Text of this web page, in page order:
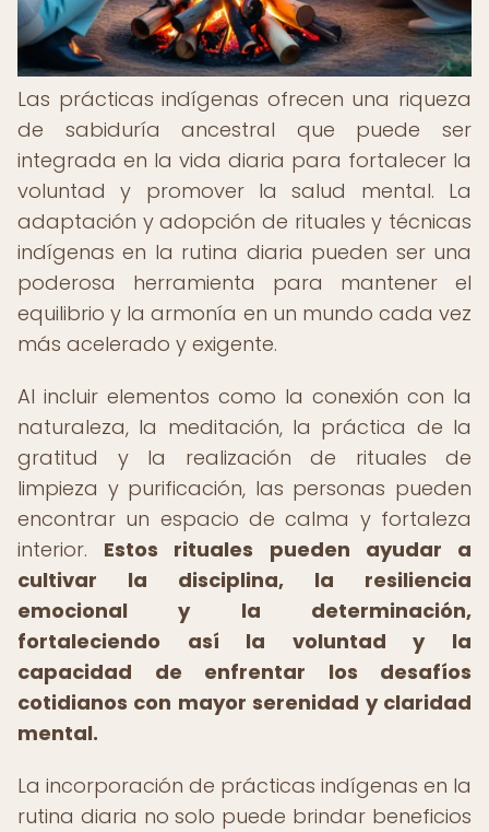
Las prácticas indígenas ofrecen una riqueza
de sabiduría ancestral que puede ser
integrada en la vida diaria para fortalecer la
voluntad y promover la salud mental. La
adaptación y adopción de rituales y técnicas
indígenas en la rutina diaria pueden ser una
poderosa herramienta para mantener el
equilibrio y la armonía en un mundo cada vez
más acelerado y exigente.
Al incluir elementos como la conexión con la
naturaleza, la meditación, la práctica de la
gratitud y la realización de rituales de
limpieza y purificación, las personas pueden
encontrar un espacio de calma y fortaleza
interior. Estos rituales pueden ayudar a
cultivar la disciplina, la resiliencia
emocional y la determinación,
fortaleciendo así la voluntad y la
capacidad de enfrentar los desafíos
cotidianos con mayor serenidad y claridad
mental.
La incorporación de prácticas indígenas en la
rutina diaria no solo puede brindar beneficios